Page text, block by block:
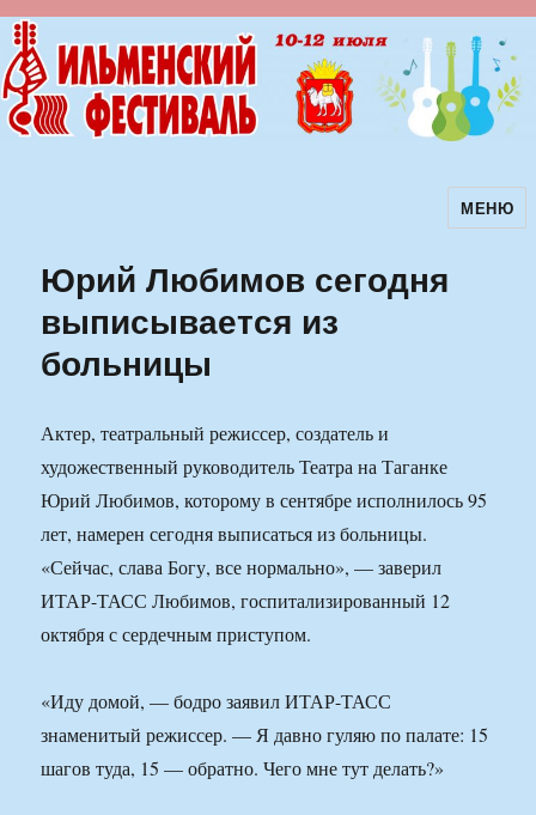
Ильменский фестиваль авторскойМЕНЮ
Юрий Любимов сегодня
выписывается из
больницы
Актер, театральный режиссер, создатель и
художественный руководитель Театра на Таганке
Юрий Любимов, которому в сентябре исполнилось 95
лет, намерен сегодня выписаться из больницы.
«Сейчас, слава Богу, все нормально», — заверил
ИТАР-ТАСС Любимов, госпитализированный 12
октября с сердечным приступом.
«Иду домой, — бодро заявил ИТАР-ТАСС
знаменитый режиссер. — Я давно гуляю по палате: 15
шагов туда, 15 — обратно. Чего мне тут делать?»